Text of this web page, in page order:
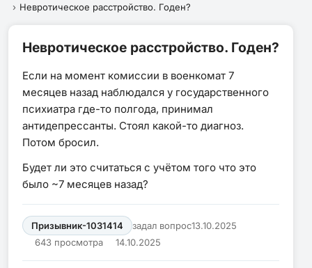
Невротическое расстройство. Годен?
Невротическое расстройство. Годен?
Если на момент комиссии в военкомат 7
месяцев назад наблюдался у государственного
психиатра где-то полгода, принимал
антидепрессанты. Стоял какой-то диагноз.
Потом бросил.
Будет ли это считаться с учётом того что это
было ~7 месяцев назад?
Призывник-1031414 задал вопрос13.10.2025
643 просмотра
14.10.2025